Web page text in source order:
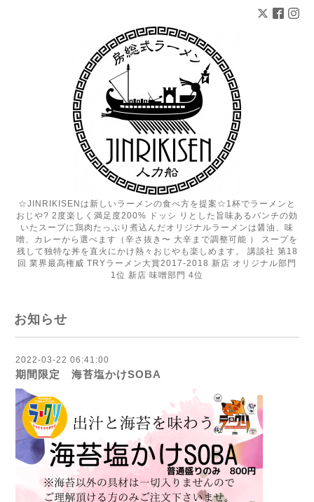
☆JINRIKISENは新しいラーメンの食べ方を提案☆1杯でラーメンと
おじや? 2度楽しく満足度200% ドッシ リとした旨味あるパンチの効
いたスープに鶏肉たっぷり煮込んだオリジナルラーメンは醤油、味
噌、カレーから選べます（辛さ抜き〜 大辛まで調整可能 ） スープを
残して独特な丼を直火にかけ熱々おじやも楽しめます。 講談社 第18
回 業界最高権威 TRYラーメン大賞2017-2018 新店 オリジナル部門
1位 新店 味噌部門 4位
お知らせ
2022-03-22 06:41:00
期間限定 海苔塩かけSOBA